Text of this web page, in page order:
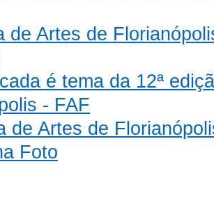
de Artes de
é tema da 12ª
- FAF
de Artes de
Foto